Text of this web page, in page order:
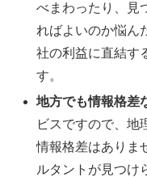
べまわったり、見
ればよいのか悩ん
社の利益に直結す
す。
地方でも情報格差
ビスですので、地
情報格差はありま
ルタントが見つけ